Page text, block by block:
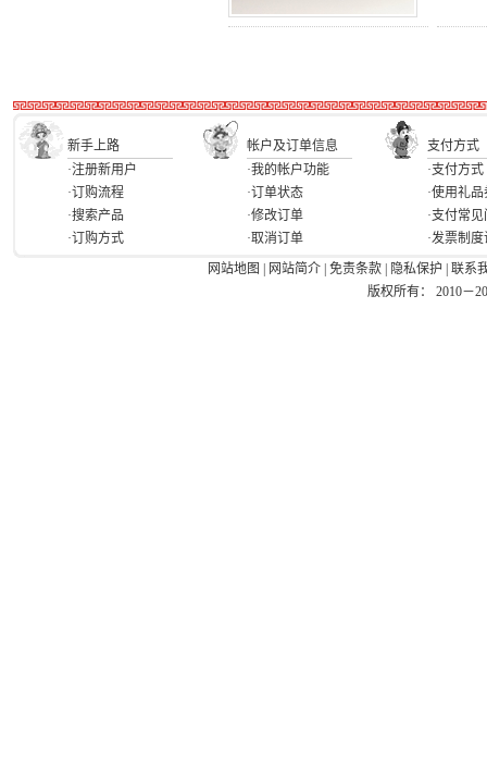
新手上路 帐户及订单信息
支付方式
·注册新用户
·订购流程
·搜索产品
·订购方式
·我的帐户功能
·订单状态
·修改订单
·取消订单
·支付方式
·使用礼品
·支付常
·发票制
网站地图
网站简介 免责条款 隐私保护
联系
版权所有： 2010－